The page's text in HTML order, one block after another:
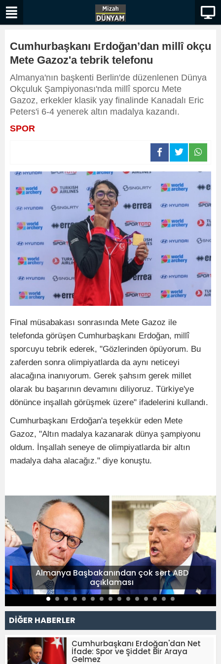
Cumhurbaşkanı Erdoğan’dan millî okçu
Mete Gazoz'a tebrik telefonu
Almanya'nın başkenti Berlin'de düzenlenen Dünya
Okçuluk Şampiyonası'nda millî sporcu Mete
Gazoz, erkekler klasik yay finalinde Kanadalı Eric
Peters'i 6-4 yenerek altın madalya kazandı.
SPOR
Final müsabakası sonrasında Mete Gazoz ile
telefonda görüşen Cumhurbaşkanı Erdoğan, millî
sporcuyu tebrik ederek, "Gözlerinden öpüyorum. Bu
zaferden sonra olimpiyatlarda da aynı neticeyi
alacağına inanıyorum. Gerek şahsım gerek millet
olarak bu başarının devamını diliyoruz. Türkiye'ye
dönünce inşallah görüşmek üzere" ifadelerini kullandı.
Cumhurbaşkanı Erdoğan'a teşekkür eden Mete
Gazoz, "Altın madalya kazanarak dünya şampiyonu
oldum. İnşallah seneye de olimpiyatlarda bir altın
madalya daha alacağız." diye konuştu.
Almanya Başbakanından çok sert ABD
açıklaması
DİĞER HABERLER
Cumhurbaşkanı Erdoğan'dan Net
İfade: Spor ve Şiddet Bir Araya
Gelmez